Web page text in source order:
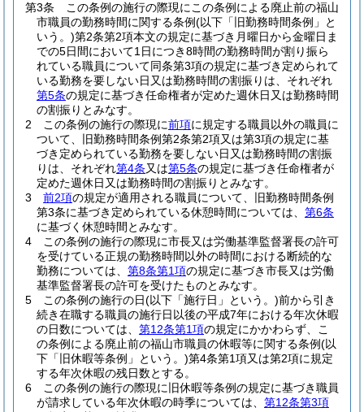
第3条
この条例の施行の際現にこの条例による廃止前の福山
市職員の勤務時間に関する条例(以下「旧勤務時間条例」と
いう。)第2条第2項本文の規定に基づき月曜日から金曜日ま
での5日間において1日につき8時間の勤務時間が割り振ら
れている職員について同条第3項の規定に基づき定められて
いる勤務を要しない日又は勤務時間の割振りは、それぞれ
第5条の規定に基づき任命権者が定めた週休日又は勤務時間
の割振りとみなす。
2
この条例の施行の際現に前項に規定する職員以外の職員に
ついて、旧勤務時間条例第2条第2項又は第3項の規定に基
づき定められている勤務を要しない日又は勤務時間の割振
りは、それぞれ第4条又は第5条の規定に基づき任命権者が
定めた週休日又は勤務時間の割振りとみなす。
3
前2項の規定が適用される職員について、旧勤務時間条例
第3条に基づき定められている休憩時間については、 第6条
に基づく休憩時間とみなす。
4
この条例の施行の際現に市長又は労働基準監督署長の許可
を受けている正規の勤務時間以外の時間における断続的な
勤務については、 第8条第1項の規定に基づき市長又は労働
基準監督署長の許可を受けたものとみなす。
5
この条例の施行の日(以下「施行日」という。)前から引き
続き在職する職員の施行日以後の平成7年における年次休暇
の日数については、 第12条第1項の規定にかかわらず、こ
の条例による廃止前の福山市職員の休暇等に関する条例(以
下「旧休暇等条例」という。)第4条第1項又は第2項に規定
する年次休暇の残日数とする。
6
この条例の施行の際現に旧休暇等条例の規定に基づき職員
が請求している年次休暇の時季については、 第12条第3項